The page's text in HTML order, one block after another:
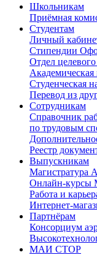
Школьникам
Приёмная
Студентам
Личный
Стипендии
Отдел
Академическая
Студенческая
Перевод из
Сотрудникам
Cправочник
по трудовым
Реестр
Выпускникам
Магистратура
Онлайн-
Работа и
Интернет-
Партнёрам
Консорциум
МАИ СТОР